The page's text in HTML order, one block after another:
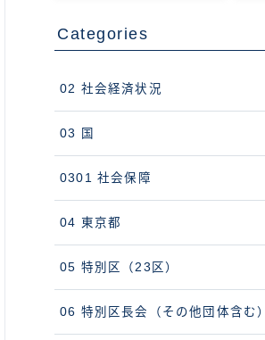
Categories
02 社会経済状況
03 国
0301 社会保障
04 東京都
05 特別区（23区）
06 特別区長会（その他団体含む）